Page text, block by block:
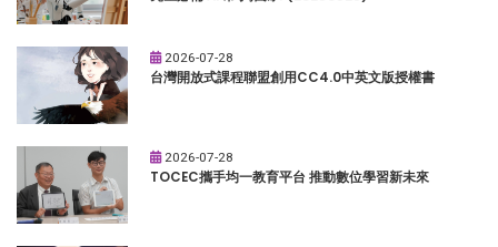
2026-07-28
台灣開放式課程聯盟創用CC4.0中英文版授權書
2026-07-28
TOCEC攜手均一教育平台 推動數位學習新未來